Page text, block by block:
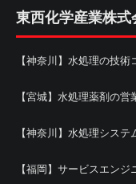
東西化学産業株
【神奈川】水処理の技
【宮城】水処理薬剤の営
【神奈川】水処理シス
【福岡】サービスエンジ